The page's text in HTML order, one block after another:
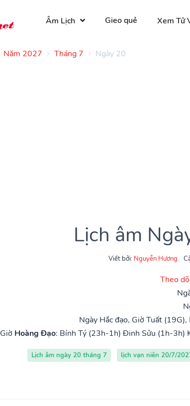
Âm Lịch Gieo quẻ Xem Tử
Năm 2027 Tháng 7 Ngày 20
Lịch âm
Viết bởi: Nguyễn Hương
Theo
Ngày Hắc đạo, Giờ Tuất
Giờ Hoàng Đạo: Bính Tý (23h-1h) Đinh Sửu (1h-3h)
Lịch âm ngày 20 tháng 7 lịch vạn niên 20/7/